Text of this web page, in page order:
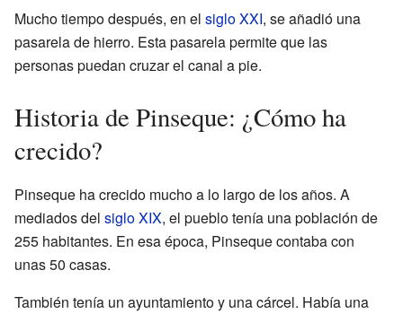
Mucho tiempo después, en el siglo XXI, se añadió una
pasarela de hierro. Esta pasarela permite que las
personas puedan cruzar el canal a pie.
Historia de Pinseque: ¿Cómo ha
crecido?
Pinseque ha crecido mucho a lo largo de los años. A
mediados del siglo XIX, el pueblo tenía una población de
255 habitantes. En esa época, Pinseque contaba con
unas 50 casas.
También tenía un ayuntamiento y una cárcel. Había una